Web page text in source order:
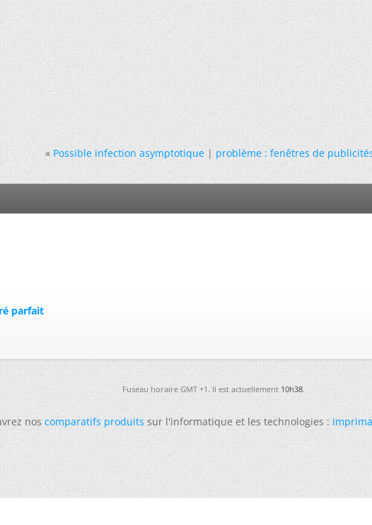
« Possible infection asymptotique|problème : fenêtres de
parfait
Fuseau horaire GMT +1. Il est actuellement10h38.
noscomparatifs produitssur l'informatique et les technologies :